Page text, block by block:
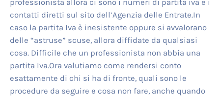
professionista allora ci sono i numeri di partita iva e i
contatti diretti sul sito dell’Agenzia delle Entrate.In
caso la partita Iva è inesistente oppure si avvalorano
delle “astruse” scuse, allora diffidate da qualsiasi
cosa. Difficile che un professionista non abbia una
partita Iva.Ora valutiamo come rendersi conto
esattamente di chi si ha di fronte, quali sono le
procedure da seguire e cosa non fare, anche quando